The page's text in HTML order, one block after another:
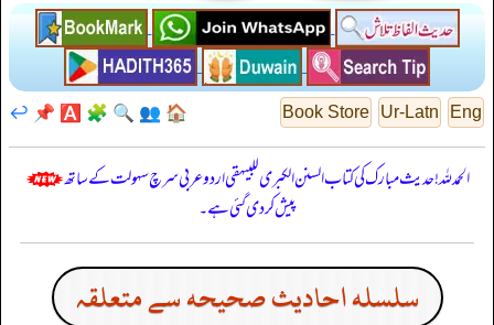
Eng
Ur-Latn
Book Store
🏠
👥
🔍
🧩
🅰️
📌
↩️
الحمدللہ! حدیث مبارک کی کتاب السنن الكبرى للبيهقي اردو عربی سرچ سہولت کے ساتھ
پیش کر دی گئی ہے۔
سلسله احاديث صحيحه سے متعلقہ